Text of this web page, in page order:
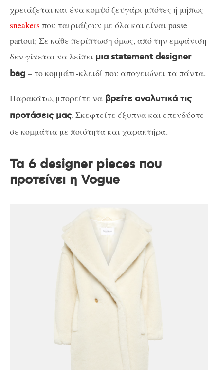
χρειάζεται και ένα κομψό ζευγάρι μπότες ή μήπως
sneakers που ταιριάζουν με όλα και είναι passe
partout; Σε κάθε περίπτωση όμως, από την εμφάνιση
δεν γίνεται να λείπει μια statement designer
bag – το κομμάτι-κλειδί που απογειώνει τα πάντα.
Παρακάτω, μπορείτε να βρείτε αναλυτικά τις
προτάσεις μας. Σκεφτείτε έξυπνα και επενδύστε
σε κομμάτια με ποιότητα και χαρακτήρα.
Τα 6 designer pieces που
προτείνει η Vogue